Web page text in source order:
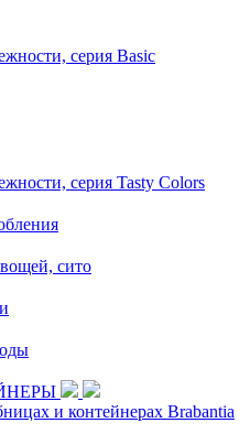
серия Basic
серия Tasty Colors
сито
и контейнерах Brabantia